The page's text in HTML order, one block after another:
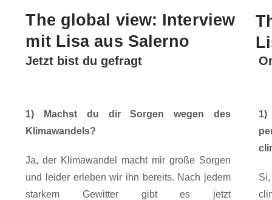
The global view: Interview
mit Lisa aus Salerno
Jetzt bist du gefragt
1) Machst du dir Sorgen wegen des
Klimawandels?
Ja, der Klimawandel macht mir große Sorgen
und leider erleben wir ihn bereits. Nach jedem
starkem Gewitter gibt es jetzt
1)